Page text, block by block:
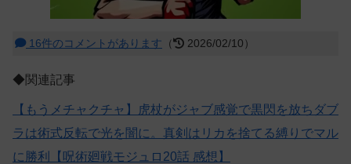
16件のコメントがあります （ 2026/02/10）
◆関連記事
【もうメチャクチャ】虎杖がジャブ感覚で黒閃を放ちダブ
ラは術式反転で光を闇に。真剣はリカを捨てる縛りでマル
に勝利【呪術廻戦モジュロ20話 感想】